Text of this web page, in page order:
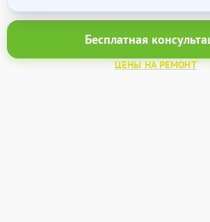
Бесплатная
ЦЕНЫ НА РЕМОНТ